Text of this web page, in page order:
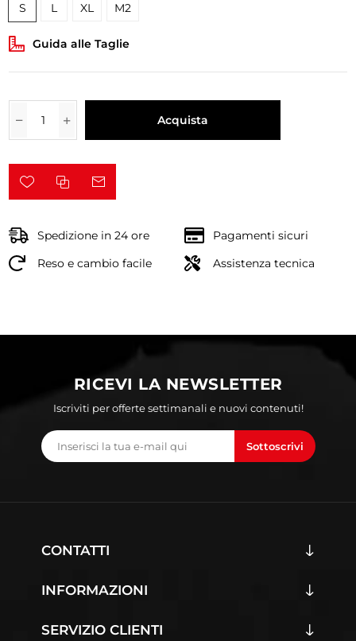
S L XL M2
Guida alle Taglie
Acquista
Spedizione in 24 ore
Pagamenti sicuri
Reso e cambio facile
Assistenza tecnica
RICEVI LA NEWSLETTER
Iscriviti per offerte settimanali e nuovi contenuti!
Sottoscrivi
CONTATTI
INFORMAZIONI
SERVIZIO CLIENTI